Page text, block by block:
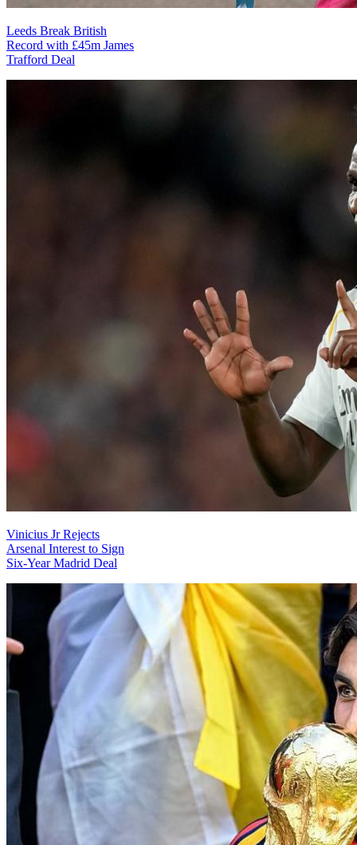
Leeds Break British
Record with £45m James
Trafford Deal
Vinicius Jr Rejects
Arsenal Interest to Sign
Six-Year Madrid Deal